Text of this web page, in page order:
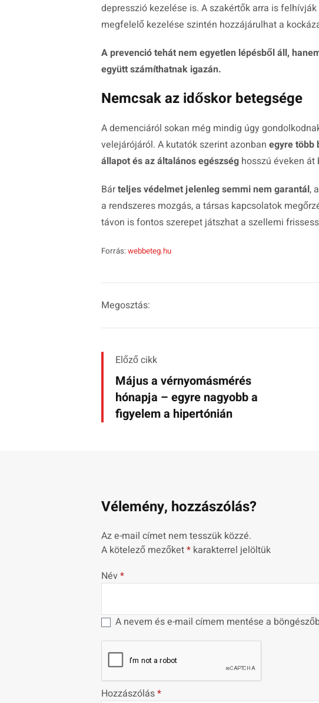
depresszió kezelése is. A szakértők arra is
megfelelő kezelése szintén hozzájárulhat a
A prevenció tehát nem egyetlen lépésből áll,
együtt számíthatnak igazán.
Nemcsak az időskor betegsége
A demenciáról sokan még mindig úgy
velejárójáról. A kutatók szerint azonban egyre több
állapot és az általános egészség hosszú éveken
Bárteljes védelmet jelenleg semmi nem garantál,
a rendszeres mozgás, a társas kapcsolatok
távon is fontos szerepet játszhat a szellemi
Forrás:webbeteg.hu
Megosztás:
Előző cikk
Május a vérnyomásmérés
hónapja – egyre nagyobb a
figyelem a hipertónián
Vélemény, hozzászólás?
Az e-mail címet nem tesszük közzé.
A kötelező mezőket* karakterrel jelöltük
Név*
A nevem és e-mail címem mentése a
Hozzászólás*